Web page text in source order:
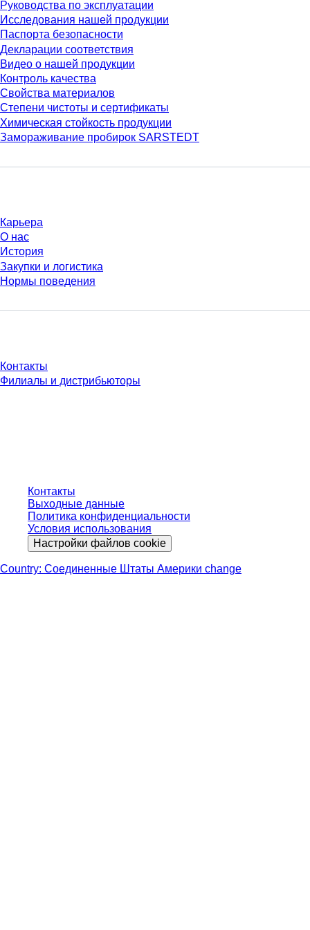
Руководства по эксплуатации
Исследования нашей продукции
Паспорта безопасности
Декларации соответствия
Видео о нашей продукции
Контроль качества
Свойства материалов
Степени чистоты и сертификаты
Химическая стойкость продукции
Замораживание пробирок SARSTEDT
Карьера
О нас
История
Закупки и логистика
Нормы поведения
Контакты
Филиалы и дистрибьюторы
Контакты
Выходные данные
Политика конфиденциальности
Условия использования
Настройки файлов cookie
Country: Соединенные Штаты Америки change